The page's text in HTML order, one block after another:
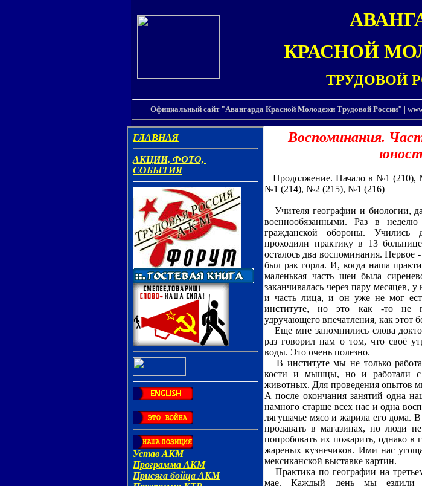
КРАСНОЙ
ТРУДОВОЙ
Официальный сайт "Авангарда Красной Молодежи Трудовой России" |
Воспоминания.
Продолжение. Начало в №1
№1 (214), №2 (215), №1 (216)
Учителя географии и биологии,
военнообязанными. Раз в
гражданской обороны. Учились
проходили практику в 13
осталось два воспоминания. Первое
был рак горла. И, когда наша
маленькая часть шеи была
заканчивалась через пару месяцев,
и часть лица, и он уже не мог
институте, но это как -то не
удручающего впечатления, как этот
Еще мне запомнились слова
раз говорил нам о том, что своё
воды. Это очень полезно.
В институте мы не только
кости и мышцы, но и работали с
животных. Для проведения опытов
А после окончания занятий одна
намного старше всех нас и одна
лягушачье мясо и жарила его дома.
продавать в магазинах, но люди
попробовать их пожарить, однако в
жареных кузнечиков. Ими нас
мексиканской выставке картин.
Практика по географии на
мае. Каждый день мы ездили